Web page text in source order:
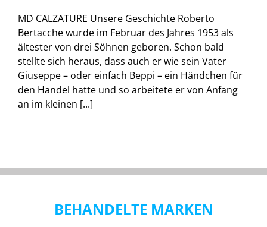
MD CALZATURE Unsere Geschichte Roberto
Bertacche wurde im Februar des Jahres 1953 als
ältester von drei Söhnen geboren. Schon bald
stellte sich heraus, dass auch er wie sein Vater
Giuseppe – oder einfach Beppi – ein Händchen für
den Handel hatte und so arbeitete er von Anfang
an im kleinen [...]
BEHANDELTE MARKEN